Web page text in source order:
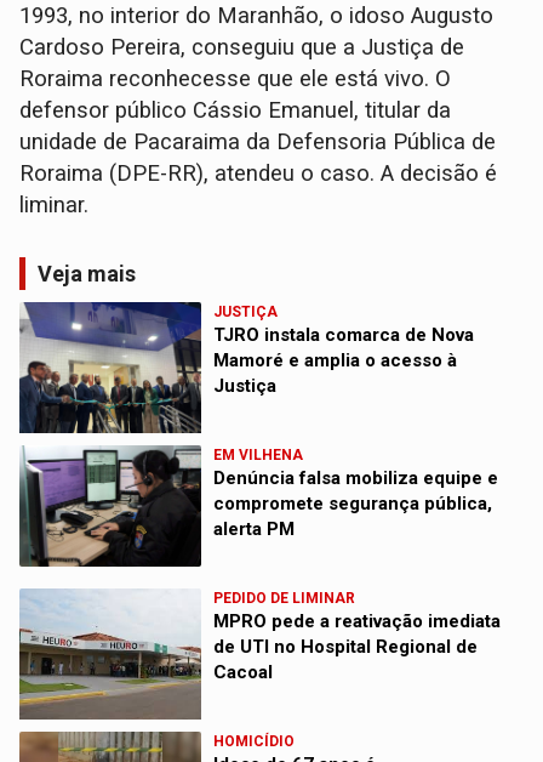
1993, no interior do Maranhão, o idoso Augusto
Cardoso Pereira, conseguiu que a Justiça de
Roraima reconhecesse que ele está vivo. O
defensor público Cássio Emanuel, titular da
unidade de Pacaraima da Defensoria Pública de
Roraima (DPE-RR), atendeu o caso. A decisão é
liminar.
Veja mais
JUSTIÇA
TJRO instala comarca de Nova
Mamoré e amplia o acesso à
Justiça
EM VILHENA
Denúncia falsa mobiliza equipe e
compromete segurança pública,
alerta PM
PEDIDO DE LIMINAR
MPRO pede a reativação imediata
de UTI no Hospital Regional de
Cacoal
HOMICÍDIO